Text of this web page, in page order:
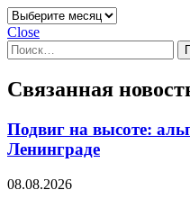
Архивы
Close
Найти:
Связанная
Подвиг на высоте:
Ленинграде
08.08.2026